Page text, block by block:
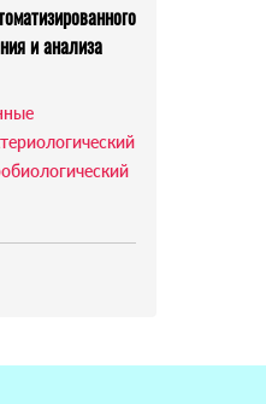
и анализа